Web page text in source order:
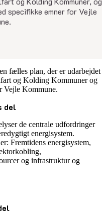
specifikke emner for Vejle
fælles plan, der er udarbejdet
og Kolding Kommuner og
Vejle Kommune.
del
de centrale udfordringer
energisystem.
Fremtidens energisystem,
og infrastruktur og